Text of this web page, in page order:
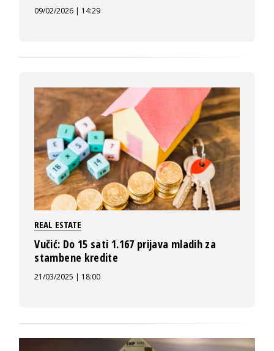
09/02/2026 | 14:29
REAL ESTATE
Vučić: Do 15 sati 1.167 prijava mladih za
stambene kredite
21/03/2025 | 18:00